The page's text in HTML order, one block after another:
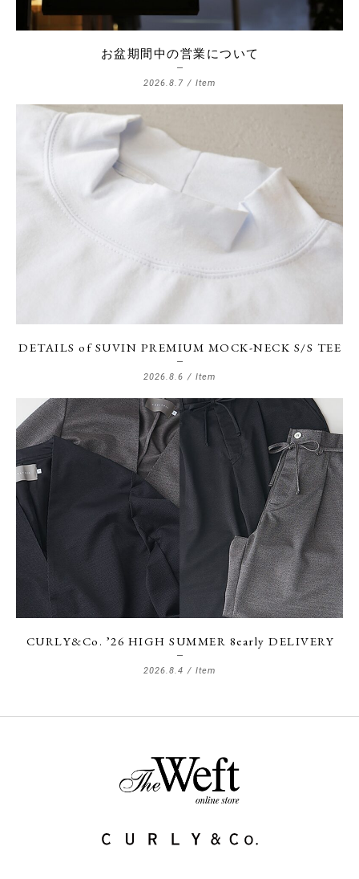
お盆期間中の営業について
2026.8.7 / Item
DETAILS of SUVIN PREMIUM MOCK-NECK S/S TEE
2026.8.6 / Item
CURLY&Co. ’26 HIGH SUMMER 8early DELIVERY
2026.8.4 / Item